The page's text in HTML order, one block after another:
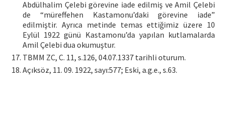
Abdülhalim Çelebi görevine iade edilmiş ve Amil Çelebi
de “müreffehen Kastamonu’daki görevine iade”
edilmiştir. Ayrıca metinde temas ettiğimiz üzere 10
Eylül 1922 günü Kastamonu’da yapılan kutlamalarda
Amil Çelebi dua okumuştur.
TBMM ZC, C. 11, s.126, 04.07.1337 tarihli oturum.
Açıksöz, 11. 09. 1922, sayı:577; Eski, a.g.e., s.63.